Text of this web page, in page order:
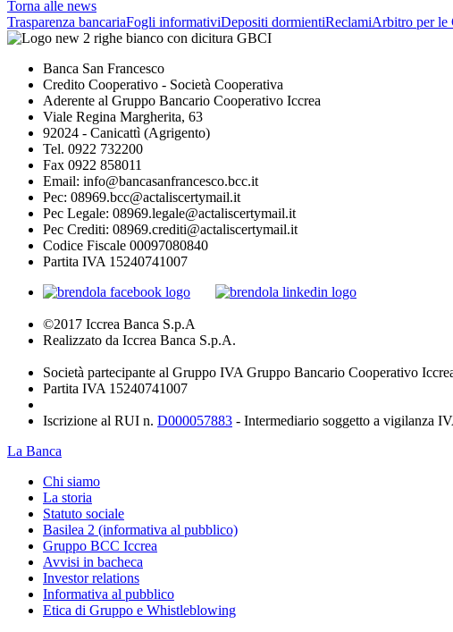
Torna alle news
Trasparenza bancariaFogli informativiDepositi dormientiReclamiArbitro per le
Banca San Francesco
Credito Cooperativo - Società Cooperativa
Aderente al Gruppo Bancario Cooperativo Iccrea
Viale Regina Margherita, 63
92024 - Canicattì (Agrigento)
Tel. 0922 732200
Fax 0922 858011
Email: info@bancasanfrancesco.bcc.it
Pec: 08969.bcc@actaliscertymail.it
Pec Legale: 08969.legale@actaliscertymail.it
Pec Crediti: 08969.crediti@actaliscertymail.it
Codice Fiscale 00097080840
Partita IVA 15240741007
©2017 Iccrea Banca S.p.A
Realizzato da Iccrea Banca S.p.A.
Società partecipante al Gruppo IVA Gruppo Bancario Cooperativo
Partita IVA 15240741007
Iscrizione al RUI n. D000057883 - Intermediario soggetto a vigilanza
La Banca
Chi siamo
La storia
Statuto sociale
Basilea 2 (informativa al pubblico)
Gruppo BCC Iccrea
Avvisi in bacheca
Investor relations
Informativa al pubblico
Etica di Gruppo e Whistleblowing